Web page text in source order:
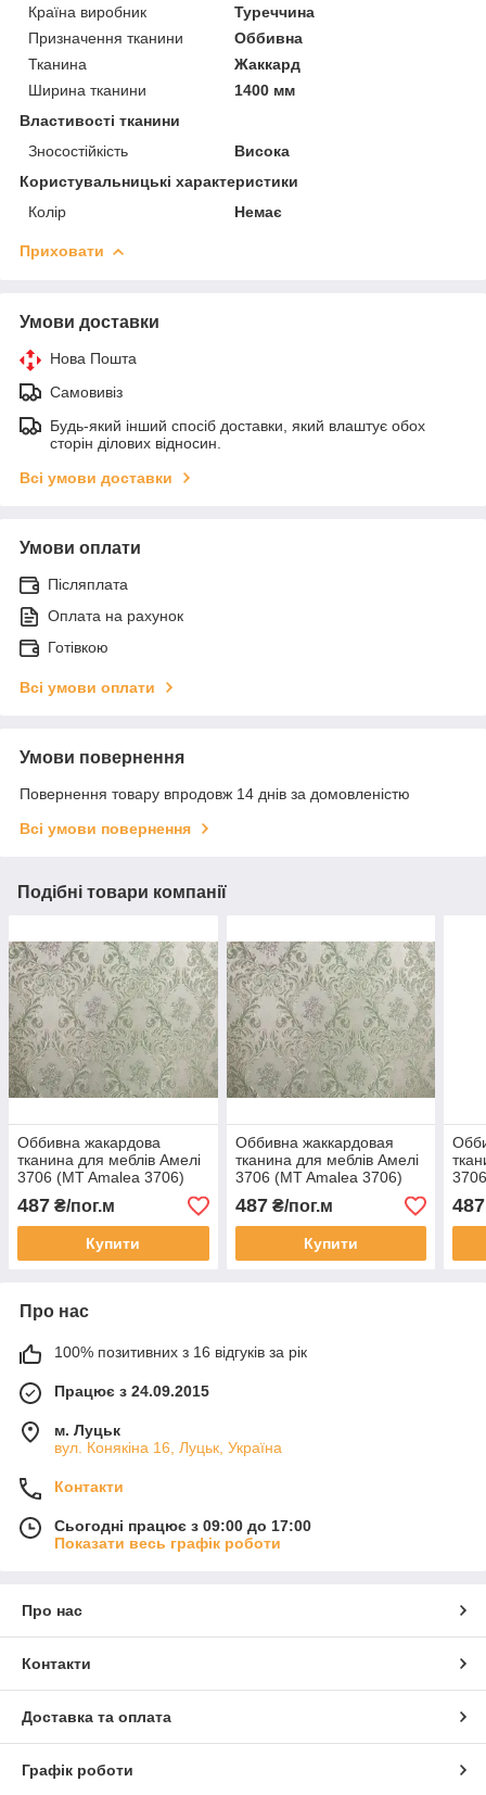
Країна виробник
Туреччина
Призначення тканини
Оббивна
Тканина
Жаккард
Ширина тканини
1400 мм
Властивості тканини
Зносостійкість
Висока
Користувальницькі характеристики
Колір
Немає
Приховати
Умови доставки
Нова Пошта
Самовивіз
Будь-який інший спосіб доставки, який влаштує обох
сторін ділових відносин.
Всі умови доставки
Умови оплати
Післяплата
Оплата на рахунок
Готівкою
Всі умови оплати
Умови повернення
Повернення товару впродовж 14 днів за домовленістю
Всі умови повернення
Подібні товари компанії
Оббивна жакардова
тканина для меблів Амелі
3706 (MT Amalea 3706)
487 ₴/пог.м
Купити
Оббивна жаккардовая
тканина для меблів Амелі
3706 (MT Amalea 3706)
487₴/пог.м
Купити
487
Про нас
100% позитивних з 16 відгуків за рік
Працює з 24.09.2015
м. Луцьк
вул. Конякіна 16, Луцьк, Україна
Контакти
Сьогодні працює з 09:00 до 17:00
Показати весь графік роботи
Про нас
Контакти
Доставка та оплата
Графік роботи